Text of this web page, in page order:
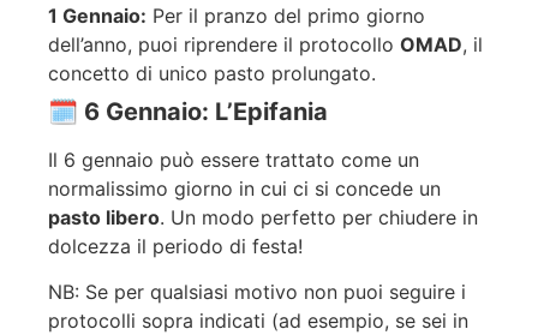
1 Gennaio: Per il pranzo del primo giorno
dell’anno, puoi riprendere il protocollo OMAD, il
concetto di unico pasto prolungato.
🗓️ 6 Gennaio: L’Epifania
Il 6 gennaio può essere trattato come un
normalissimo giorno in cui ci si concede un
pasto libero. Un modo perfetto per chiudere in
dolcezza il periodo di festa!
NB: Se per qualsiasi motivo non puoi seguire i
protocolli sopra indicati (ad esempio, se sei in